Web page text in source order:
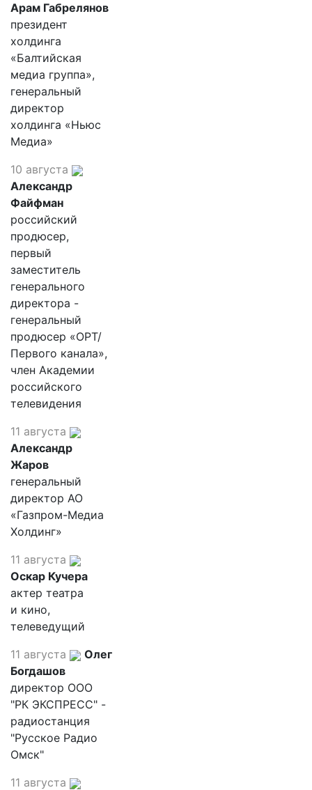
Арам Габрелянов
президент
холдинга
«Балтийская
медиа группа»,
генеральный
директор
холдинга «Ньюс
Медиа»
10 августа
Александр
Файфман
российский
продюсер,
первый
заместитель
генерального
директора -
генеральный
продюсер «ОРТ/
Первого канала»,
член Академии
российского
телевидения
11 августа
Александр
Жаров
генеральный
директор АО
«Газпром-Медиа
Холдинг»
11 августа
Оскар Кучера
актер театра
и кино,
телеведущий
11 августа
Олег
Богдашов
директор ООО
"РК ЭКСПРЕСС" -
радиостанция
"Русское Радио
Омск"
11 августа